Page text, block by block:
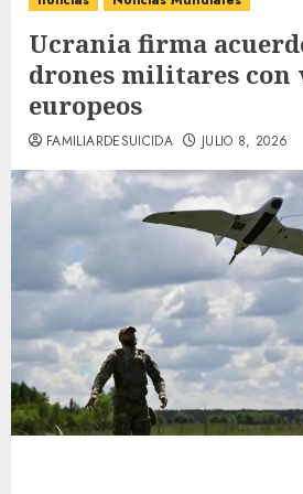
Ucrania firma
drones militares con
europeos
FAMILIARDESUICIDA JULIO 8, 2026